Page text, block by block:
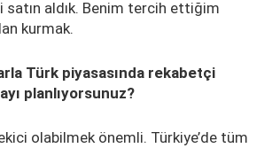
satın aldık. Benim tercih ettiğim
kurmak.
Türk piyasasında rekabetçi
planlıyorsunuz?
olabilmek önemli. Türkiye’de tüm